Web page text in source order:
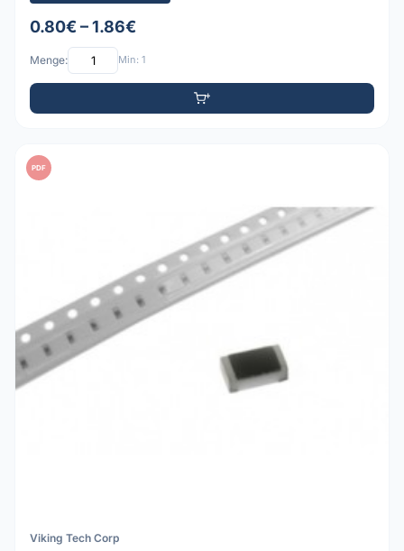
0.80€ – 1.86€
Menge: Min: 1
PDF
Viking Tech Corp